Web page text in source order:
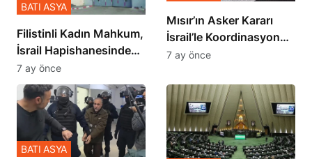
Filistinli Kadın Mahkum,
İsrail Hapishanesindeki
Zulmü Anlattı
BATI ASYA
7 ay önce
Mısır’ın Asker Kararı
İsrail’le Koordinasyon
İçinde Gerçekleşmiş
7 ay önce
BATI ASYA